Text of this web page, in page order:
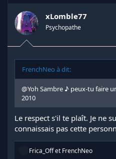
xLomble77
Psychopathe
FrenchNeo à dit:
@Yoh Sambre ♪ peux-tu faire
2010
Le respect s'il te plaît. Je ne
connaissais pas cette
R
Frica_Offet FrenchNeo